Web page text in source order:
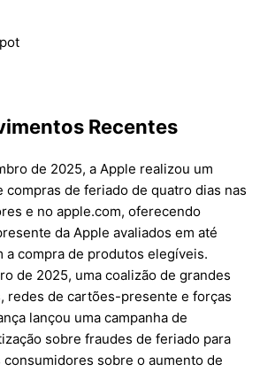
Recentes
de 2025, a Apple realizou um
compras de feriado de quatro dias nas
e no apple.com, oferecendo
da Apple avaliados em até
a compra de produtos elegíveis.
de 2025, uma coalizão de grandes
redes de cartões-presente e forças
lançou uma campanha de
sobre fraudes de feriado para
sobre o aumento de